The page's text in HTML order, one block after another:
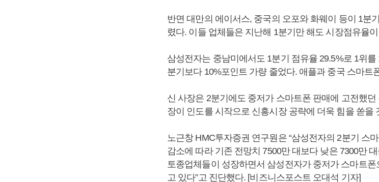
반면 대만의 에이서스, 중국의 오포와 화웨이 등이 1분
렸다. 이들 업체들은 지난해 1분기만 해도 시장점유율
삼성전자는 중남미에서도 1분기 점유율 29.5%로 1위
분기보다 10%포인트 가량 줄었다. 애플과 중국 스마트
신 사장은 2분기에도 중저가 스마트폰 판매에 고전했
장이 인도를 시작으로 신흥시장 공략에 더욱 힘을 쏟을
노근창 HMC투자증권 연구원은 “삼성전자의 2분기 스
감소에 따라 기존 전망치 7500만 대보다 낮은 7300만
토종업체들이 성장하면서 삼성전자가 중저가 스마트
고 있다”고 진단했다. [비즈니스포스트 오대석 기자]